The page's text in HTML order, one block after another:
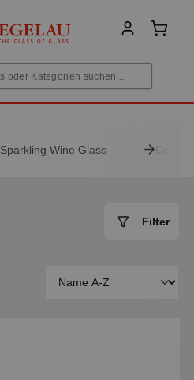
Sparkling Wine Glass
Filter